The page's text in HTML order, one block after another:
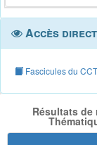
Accès direct
Fascicules du
Résultats de